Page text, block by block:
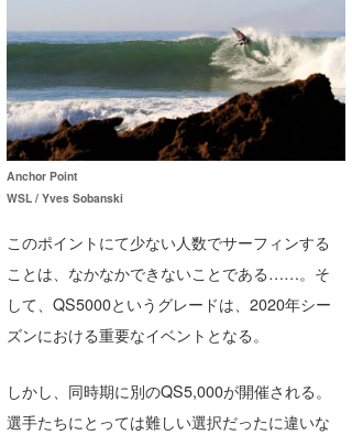
Anchor Point
WSL / Yves Sobanski
このポイントにて少ない人数でサーフィンする
ことは、なかなかできないことである……。そ
して、QS5000というグレードは、2020年シー
ズンにおける重要なイベントとなる。
しかし、同時期に別のQS5,000が開催される。
選手たちにとっては難しい選択だったに違いな
mitsuteru Kamio
Yasunari Inoue
Yoshiyuki Obata
arukasvision
DELTA FORCE SURF
CBA Films
熊谷素子
SURFMEDIA
Colors MAGAZINE
WAVAL
波伝説アンバサダー/プロライダー
福島寿実子
中浦“JET”章
嵯峨明日香
進士剛光
田原啓江
植村未来
大野”MAR”修聖
波伝説スタッフ
☆加藤
+☆maki☆+
Aichan
chan-U
H
波伝説